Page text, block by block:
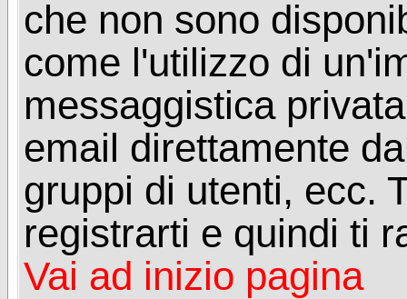
che non sono
come l'utilizzo di
messaggistica
email direttamente
gruppi di utenti, ecc.
registrarti e quindi ti
Vai ad inizio pagina